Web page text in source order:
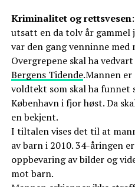
Kriminalitet og rettsvesen
utsatt en da tolv år gammel
var den gang venninne med
Overgrepene skal ha
Bergens Tidende.Mannen
voldtekt som skal ha funnet
København i fjor høst. Da
en bekjent.
I tiltalen vises det til at
av barn i 2010. 34-åringen
oppbevaring av bilder og
mot barn.